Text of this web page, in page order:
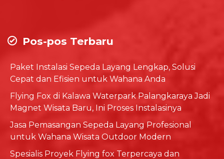
Pos-pos Terbaru
Paket Instalasi Sepeda Layang Lengkap, Solusi
Cepat dan Efisien untuk Wahana Anda
Flying Fox di Kalawa Waterpark Palangkaraya Jadi
Magnet Wisata Baru, Ini Proses Instalasinya
Jasa Pemasangan Sepeda Layang Profesional
untuk Wahana Wisata Outdoor Modern
Spesialis Proyek Flying fox Terpercaya dan